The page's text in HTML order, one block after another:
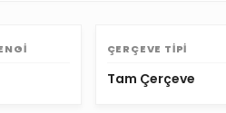
ÇERÇEVE TIPI
Tam Çerçeve